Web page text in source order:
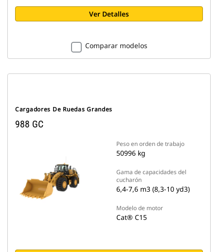
Ver Detalles
Comparar modelos
Cargadores De Ruedas Grandes
988 GC
Peso en orden de trabajo
50996 kg
Gama de capacidades del
cucharón
6,4-7,6 m3 (8,3-10 yd3)
Modelo de motor
Cat® C15